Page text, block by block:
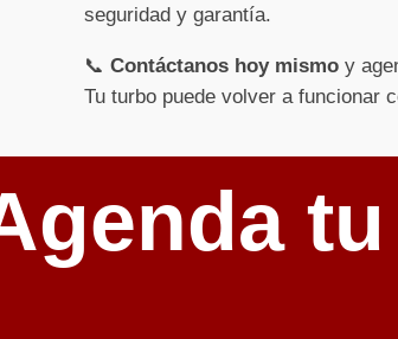
seguridad y garantía.
📞 Contáctanos hoy mismo y
Tu turbo puede volver a funcionar